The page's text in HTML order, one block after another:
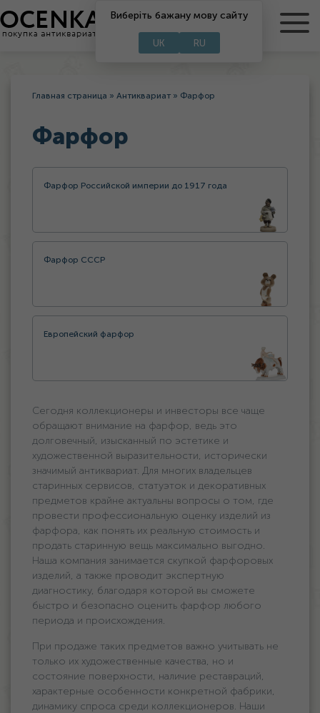
RU
Виберіть бажану мову сайту
UK RU
Главная страница » Антиквариат » Фарфор
Фарфор
Фарфор Российской империи до 1917 года
Фарфор СССР
Европейский фарфор
Сегодня коллекционеры и инвесторы все чаще
обращают внимание на фарфор, ведь это
долговечный, изысканный по эстетике и
художественной выразительности, исторически
значимый антиквариат. Для многих владельцев
старинных сервисов, статуэток и декоративных
предметов крайне актуальны вопросы о том, где
провести профессиональную оценку изделий из
фарфора, как понять их реальную стоимость и
продать старинную вещь максимально выгодно.
Наша компания занимается скупкой фарфоровых
изделий, а также проводит экспертную
диагностику, благодаря которой вы сможете
быстро и безопасно оценить фарфор любого
периода и происхождения.
При продаже таких предметов важно учитывать не
только их художественные качества, но и
состояние поверхности, наличие реставраций,
характерные особенности конкретной фабрики,
динамику спроса среди коллекционеров. Наши